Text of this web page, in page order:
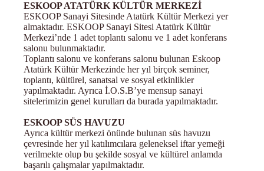
ESKOOP ATATÜRK KÜLTÜR MERKEZİ
ESKOOP Sanayi Sitesinde Atatürk Kültür Merkezi yer
almaktadır. ESKOOP Sanayi Sitesi Atatürk Kültür
Merkezi’nde 1 adet toplantı salonu ve 1 adet konferans
salonu bulunmaktadır.
Toplantı salonu ve konferans salonu bulunan Eskoop
Atatürk Kültür Merkezinde her yıl birçok seminer,
toplantı, kültürel, sanatsal ve sosyal etkinlikler
yapılmaktadır. Ayrıca İ.O.S.B’ye mensup sanayi
sitelerimizin genel kurulları da burada yapılmaktadır.
ESKOOP SÜS HAVUZU
Ayrıca kültür merkezi önünde bulunan süs havuzu
çevresinde her yıl katılımcılara geleneksel iftar yemeği
verilmekte olup bu şekilde sosyal ve kültürel anlamda
başarılı çalışmalar yapılmaktadır.